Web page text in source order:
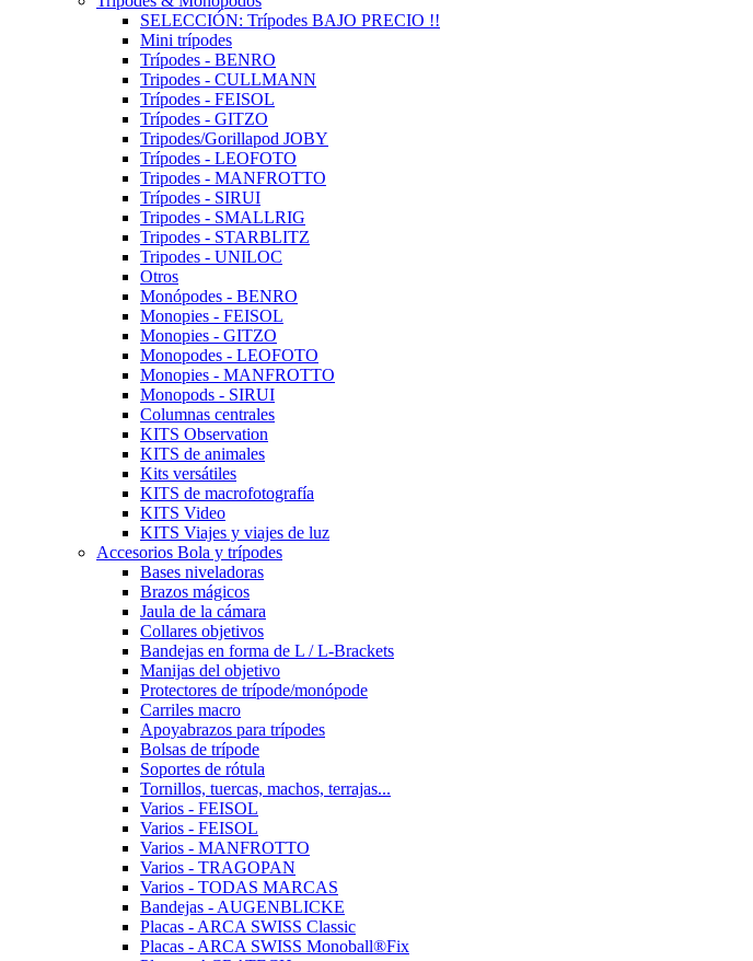
SELECCIÓN: Trípodes BAJO PRECIO !!
Mini trípodes
Trípodes - BENRO
Tripodes - CULLMANN
Trípodes - FEISOL
Trípodes - GITZO
Tripodes/Gorillapod JOBY
Trípodes - LEOFOTO
Tripodes - MANFROTTO
Trípodes - SIRUI
Tripodes - SMALLRIG
Tripodes - STARBLITZ
Tripodes - UNILOC
Otros
Monópodes - BENRO
Monopies - FEISOL
Monopies - GITZO
Monopodes - LEOFOTO
Monopies - MANFROTTO
Monopods - SIRUI
Columnas centrales
KITS Observation
KITS de animales
Kits versátiles
KITS de macrofotografía
KITS Video
KITS Viajes y viajes de luz
Accesorios Bola y trípodes
Bases niveladoras
Brazos mágicos
Jaula de la cámara
Collares objetivos
Bandejas en forma de L / L-Brackets
Manijas del objetivo
Protectores de trípode/monópode
Carriles macro
Apoyabrazos para trípodes
Bolsas de trípode
Soportes de rótula
Tornillos, tuercas, machos, terrajas...
Varios - FEISOL
Varios - FEISOL
Varios - MANFROTTO
Varios - TRAGOPAN
Varios - TODAS MARCAS
Bandejas - AUGENBLICKE
Placas - ARCA SWISS Classic
Placas - ARCA SWISS Monoball®Fix